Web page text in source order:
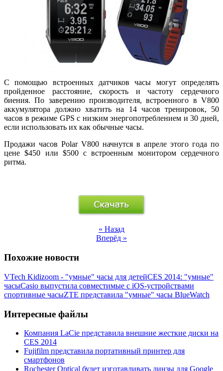
С помощью встроенных датчиков часы могут определять
пройденное расстояние, скорость и частоту сердечного
биения. По заверению производителя, встроенного в V800
аккумулятора должно хватить на 14 часов тренировок, 50
часов в режиме GPS с низким энергопотреблением и 30 дней,
если использовать их как обычные часы.
Продажи часов Polar V800 начнутся в апреле этого года по
цене $450 или $500 с встроенным монитором сердечного
ритма.
« Назад
Вперёд »
Похожие новости
VTech Kidizoom - "умные" часы для детейCES 2014: "умные"
часыCasio выпустила совместимые с iOS-устройствами
спортивные часыZTE представила "умные" часы BlueWatch
Интересные файлы
Компания LaCie представила внешние жесткие диски на
CES 2014
Fujifilm представила портативный принтер для
смартфонов
Rochester Optical будет изготавливать линзы для Google